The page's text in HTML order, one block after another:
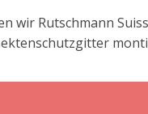
wir Rutschmann